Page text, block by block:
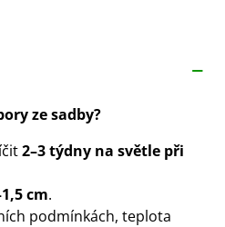
ze sadby?
2–3 týdny na světle při
cm.
podmínkách, teplota